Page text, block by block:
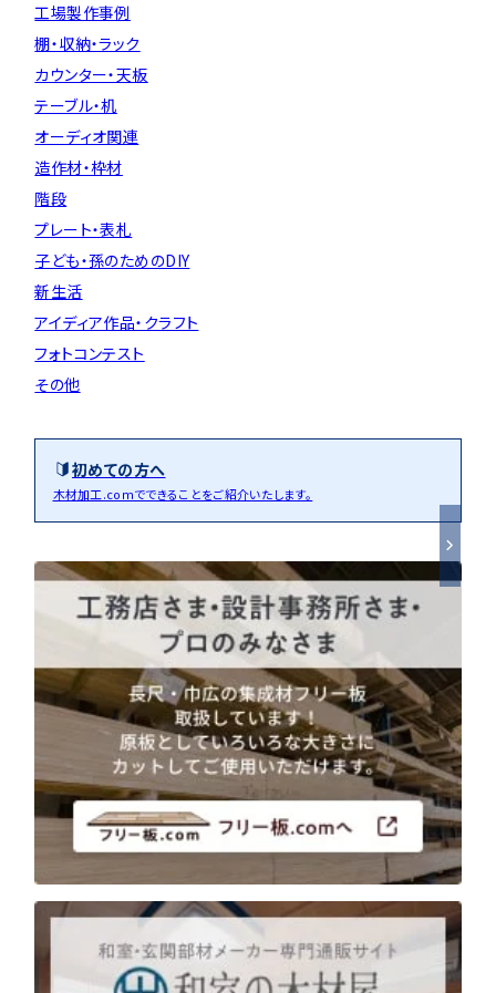
工場製作事例
棚・収納・ラック
カウンター・天板
テーブル・机
オーディオ関連
造作材・枠材
階段
プレート・表札
子ども・孫のためのDIY
新生活
アイディア作品・クラフト
フォトコンテスト
その他
初めての方へ
木材加工.comでできることをご紹介いたします。